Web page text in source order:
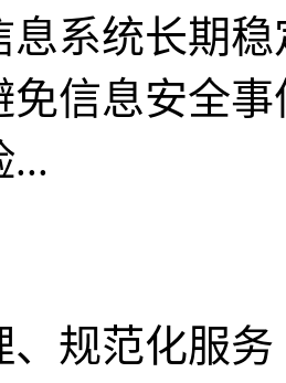
息系统长期
免信息安全
...
、规范化服务